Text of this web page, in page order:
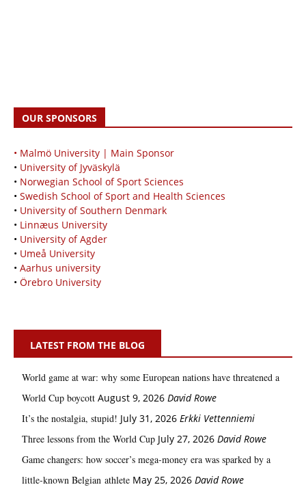
OUR SPONSORS
• Malmö University | Main Sponsor
• University of Jyväskylä
• Norwegian School of Sport Sciences
• Swedish School of Sport and Health Sciences
• University of Southern Denmark
• Linnæus University
• University of Agder
• Umeå University
• Aarhus university
• Örebro University
LATEST FROM THE BLOG
World game at war: why some European nations have threatened a
World Cup boycott August 9, 2026 David Rowe
It’s the nostalgia, stupid! July 31, 2026 Erkki Vetten­­niemi
Three lessons from the World Cup July 27, 2026 David Rowe
Game changers: how soccer’s mega‑money era was sparked by a
little‑known Belgian athlete May 25, 2026 David Rowe